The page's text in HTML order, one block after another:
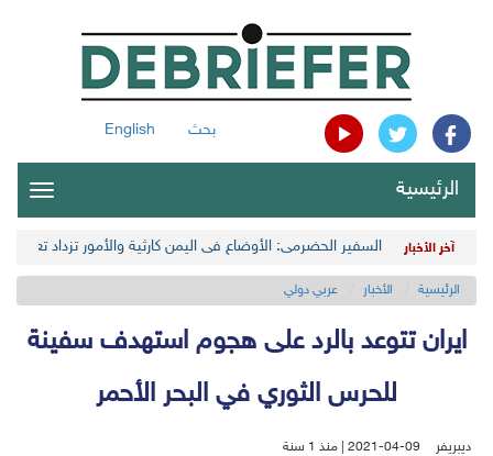
بحث English
الرئيسية
آخر الأخبار السفير الحضرمي: الأوضاع في اليمن كارثية والأمور تزداد تعقيداً
الرئيسية الأخبار عربي دولي
ايران تتوعد بالرد على هجوم استهدف سفينة
للحرس الثوري في البحر الأحمر
ديبريفر 2021-04-09 | منذ 1 سنة